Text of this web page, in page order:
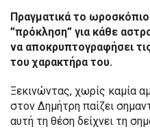
Πραγματικά το
”πρόκληση” για κάθε
να αποκρυπτογραφήσει
του χαρακτήρα του.
Ξεκινώντας, χωρίς καμία
στον Δημήτρη παίζει
αυτή τη θέση δείχνει τη